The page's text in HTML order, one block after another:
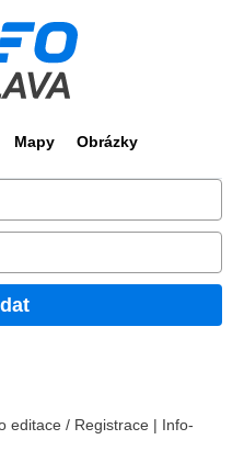
Mapy Obrázky
editace / Registrace | Info-